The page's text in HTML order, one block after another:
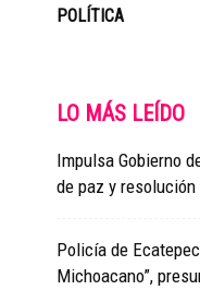
POLÍTICA
LO MÁS LEÍDO
Impulsa Gobierno
de paz y
Policía de
Michoacano”,